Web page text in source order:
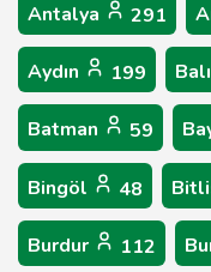
Antalya 291
Aydın 199
Batman 59
Bingöl 48
Burdur 112